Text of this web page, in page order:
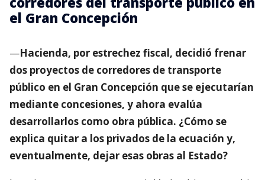
el Gran Concepción
—Hacienda, por estrechez fiscal, decidió frenar
dos proyectos de corredores de transporte
público en el Gran Concepción que se ejecutarían
mediante concesiones, y ahora evalúa
desarrollarlos como obra pública. ¿Cómo se
explica quitar a los privados de la ecuación y,
eventualmente, dejar esas obras al Estado?